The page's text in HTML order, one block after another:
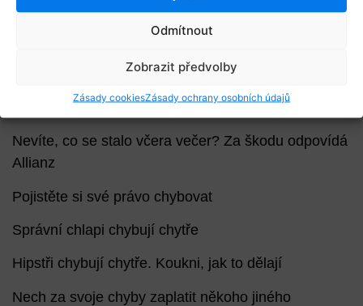
Odmítnout
Zobrazit předvolby
Zásady cookiesZásady ochrany osobních údajů
domova jeste dnes
Pojistka na blbost: Budete chráněna ze všech stran
Nevíte, co se stalo včera večer? Za škodu odpovídá
Allianz
Pojistěte si své právo chybovat
Správní chlapi chybují chytře
Hipstři chybují chytře. Koukni, jak to dělají
Nech za svoje chyby zaplatit někoho jiného